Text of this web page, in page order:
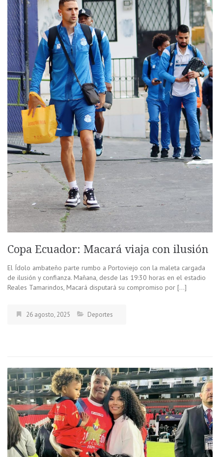
Copa Ecuador: Macará viaja con ilusión
El Ídolo ambateño parte rumbo a Portoviejo con la maleta cargada
de ilusión y confianza. Mañana, desde las 19:30 horas en el estadio
Reales Tamarindos, Macará disputará su compromiso por […]
26 agosto, 2025 Deportes